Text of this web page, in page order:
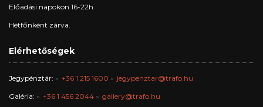
Előadási napokon 16-22h.
Hétfőnként zárva.
Elérhetőségek
Jegypénztár: +36 1 215 1600 jegypenztar@trafo.hu
Galéria: +36 1 456 2044 gallery@trafo.hu